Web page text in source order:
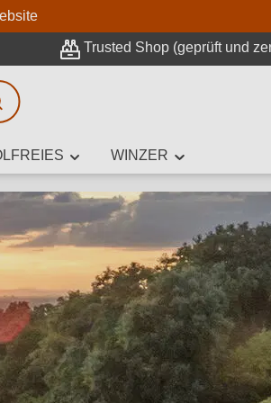
Trusted Shop (geprüft und
WINZER
Suche